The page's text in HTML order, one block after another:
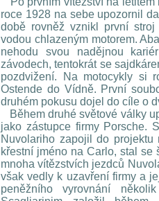
roce 1928 na sebe upozornil
době rovněž vznikl první stroj
vodou chlazeným motorem.
nehodu svou nadějnou
závodech, tentokrát se
pozdvižení. Na motocykly si
Ostende do Vídně. První
druhém pokusu dojel do cíle o
Během druhé světové války
jako zástupce firmy Porsche.
Nuvolariho zapojil do
křestní jméno na Carlo, stal
mnoha vítězstvích jezdců
však vedly k uzavření firmy a
peněžního vyrovnání